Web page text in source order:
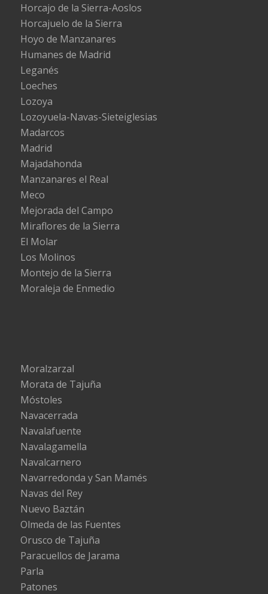
Horcajo de la Sierra-Aoslos
Horcajuelo de la Sierra
Hoyo de Manzanares
Humanes de Madrid
Leganés
Loeches
Lozoya
Lozoyuela-Navas-Sieteiglesias
Madarcos
Madrid
Majadahonda
Manzanares el Real
Meco
Mejorada del Campo
Miraflores de la Sierra
El Molar
Los Molinos
Montejo de la Sierra
Moraleja de Enmedio
Moralzarzal
Morata de Tajuña
Móstoles
Navacerrada
Navalafuente
Navalagamella
Navalcarnero
Navarredonda y San Mamés
Navas del Rey
Nuevo Baztán
Olmeda de las Fuentes
Orusco de Tajuña
Paracuellos de Jarama
Parla
Patones